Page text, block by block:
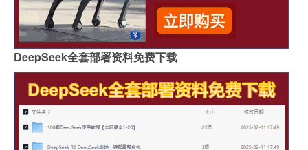
DeepSeek全套部署资料免费下载